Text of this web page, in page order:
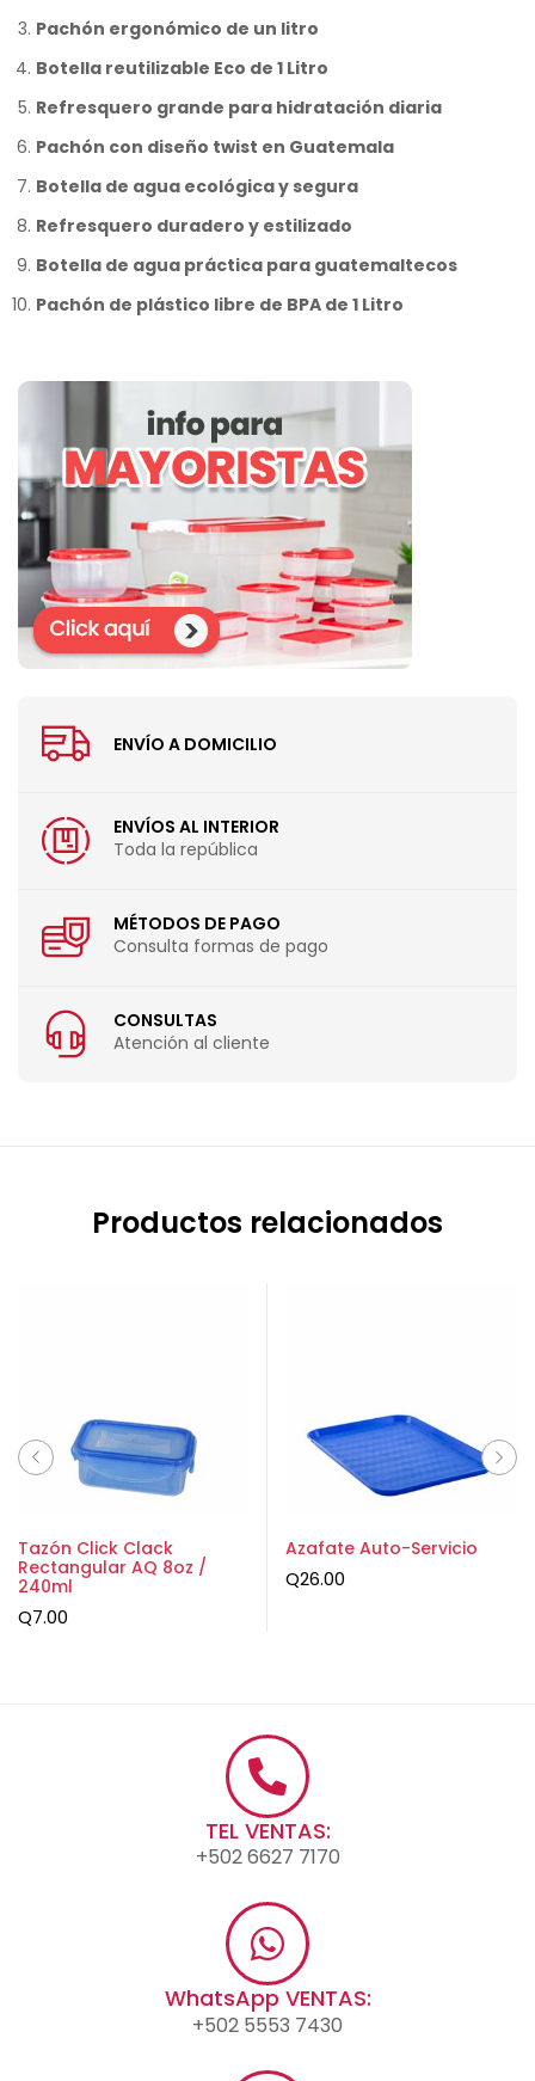
Pachón ergonómico de un litro
Botella reutilizable Eco de 1 Litro
Refresquero grande para hidratación diaria
Pachón con diseño twist en Guatemala
Botella de agua ecológica y segura
Refresquero duradero y estilizado
Botella de agua práctica para guatemaltecos
Pachón de plástico libre de BPA de 1 Litro
ENVÍO A DOMICILIO
ENVÍOS AL INTERIOR
Toda la república
MÉTODOS DE PAGO
Consulta formas de pago
CONSULTAS
Atención al cliente
Productos relacionados
Tazón Click Clack
Rectangular AQ 8oz /
240ml
Q7.00
Azafate Auto-Servicio
Q26.00
TEL VENTAS:
+502 6627 7170
WhatsApp VENTAS:
+502 5553 7430